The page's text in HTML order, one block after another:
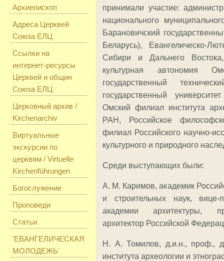
Архиепископ
Адреса Церквей
Союза ЕЛЦ
Ссылки на
интернет-ресурсы
Церквей и общин
Союза ЕЛЦ
Церковный архив /
Kirchenarchiv
Виртуальные
экскурсии по
церквям / Virtuelle
Kirchenführungen
Богослужение
Проповеди
Статьи
'ЕВАНГЕЛИЧЕСКАЯ
МОЛОДЕЖЬ'
принимали участие:
национального
Барановичский
Беларусь), Евангелическо-
Сибири и Дальнего
культурная автономия
государственный
государственный
Омский филиал института
РАН, Российское
филиал Российского научно-
культурного и природного
Среди выступающих были:
А. М. Каримов, академик
и строительных наук, вице-
академии архитектуры,
архитектор Российской
Н. А. Томилов, д.и.н., проф.,
института археологии и